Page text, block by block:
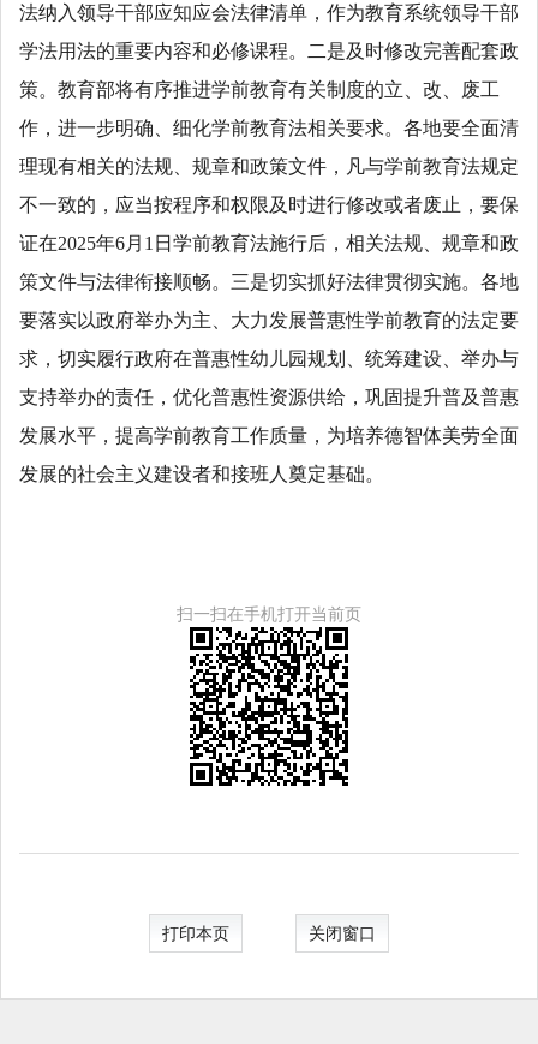
法纳入领导干部应知应会法律清单，作为教育系统领导干部
学法用法的重要内容和必修课程。二是及时修改完善配套政
策。教育部将有序推进学前教育有关制度的立、改、废工
作，进一步明确、细化学前教育法相关要求。各地要全面清
理现有相关的法规、规章和政策文件，凡与学前教育法规定
不一致的，应当按程序和权限及时进行修改或者废止，要保
证在2025年6月1日学前教育法施行后，相关法规、规章和政
策文件与法律衔接顺畅。三是切实抓好法律贯彻实施。各地
要落实以政府举办为主、大力发展普惠性学前教育的法定要
求，切实履行政府在普惠性幼儿园规划、统筹建设、举办与
支持举办的责任，优化普惠性资源供给，巩固提升普及普惠
发展水平，提高学前教育工作质量，为培养德智体美劳全面
发展的社会主义建设者和接班人奠定基础。
扫一扫在手机打开当前页
打印本页 关闭窗口